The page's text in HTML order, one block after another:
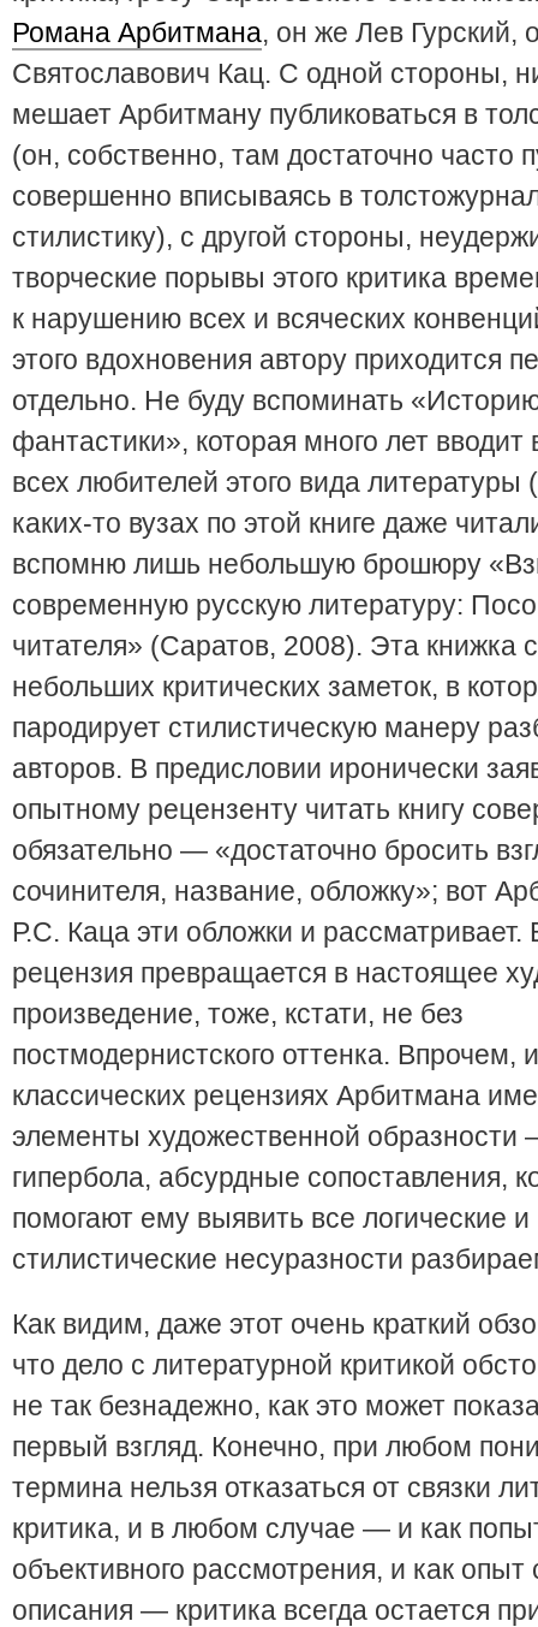
Романа Арбитмана, он же Лев Гурский,
Святославович Кац. С одной стороны,
мешает Арбитману публиковаться в
(он, собственно, там достаточно часто
совершенно вписываясь в
стилистику), c другой стороны,
творческие порывы этого критика
к нарушению всех и всяческих
этого вдохновения автору приходится
отдельно. Не буду вспоминать
фантастики», которая много лет вводит
всех любителей этого вида литературы
каких-то вузах по этой книге даже
вспомню лишь небольшую брошюру
современную русскую литературу:
читателя» (Саратов, 2008). Эта книжка
небольших критических заметок, в
пародирует стилистическую манеру
авторов. В предисловии иронически
опытному рецензенту читать книгу
обязательно — «достаточно бросить
сочинителя, название, обложку»; вот
Р.С. Каца эти обложки и рассматривает.
рецензия превращается в настоящее
произведение, тоже, кстати, не без
постмодернистского оттенка. Впрочем,
классических рецензиях Арбитмана
элементы художественной образности
гипербола, абсурдные сопоставления,
помогают ему выявить все логические и
стилистические несуразности
Как видим, даже этот очень краткий
что дело с литературной критикой
не так безнадежно, как это может
первый взгляд. Конечно, при любом
термина нельзя отказаться от связки
критика, и в любом случае — и как
объективного рассмотрения, и как опыт
описания — критика всегда остается